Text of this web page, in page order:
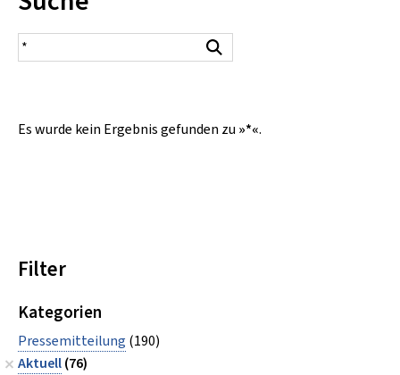
Suchergebnis
Es wurde kein Ergebnis gefunden zu »*«.
Filter
Kategorien
Pressemitteilung (190)
Aktuell(76)